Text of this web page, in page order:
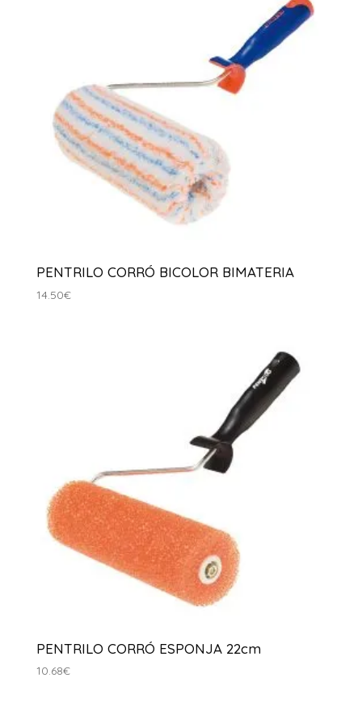
PENTRILO CORRÓ BICOLOR BIMATERIA
14.50€
PENTRILO CORRÓ ESPONJA 22cm
10.68€